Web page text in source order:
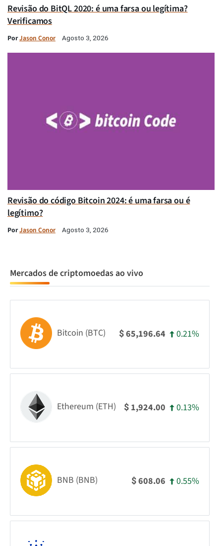
Revisão do BitQL 2020: é uma farsa ou legítima?
Verificamos
PorJason Conor Agosto 3, 2026
Revisão do código Bitcoin 2024: é uma farsa ou é
legítimo?
PorJason Conor Agosto 3, 2026
Mercados de criptomoedas ao vivo
Bitcoin (BTC) $65,196.64 0.21%
Ethereum (ETH) $ 1,924.00 0.13%
BNB (BNB) $608.06 0.55%